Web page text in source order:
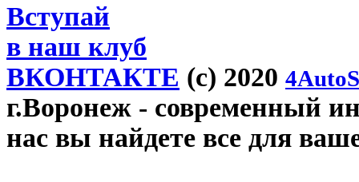
Вступай
в наш клуб
ВКОНТАКТЕ (c) 2020
г.Воронеж - современный
нас вы найдете все для